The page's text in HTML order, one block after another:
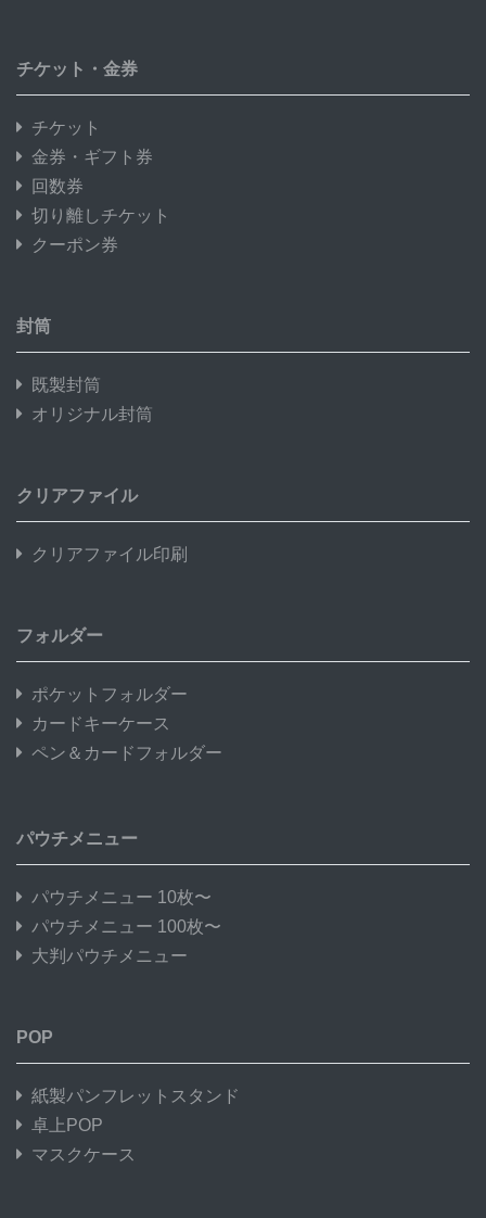
チケット・金券
チケット
金券・ギフト券
回数券
切り離しチケット
クーポン券
封筒
既製封筒
オリジナル封筒
クリアファイル
クリアファイル印刷
フォルダー
ポケットフォルダー
カードキーケース
ペン＆カードフォルダー
パウチメニュー
パウチメニュー 10枚〜
パウチメニュー 100枚〜
大判パウチメニュー
POP
紙製パンフレットスタンド
卓上POP
マスクケース